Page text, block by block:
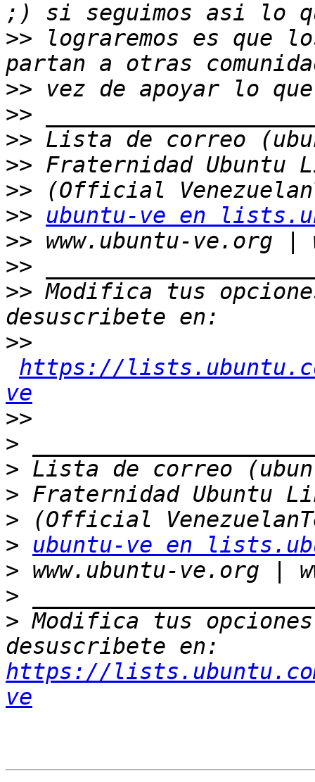
>> lograremos es que
>>
>>
>>
>>
>>
>>
ubuntu-ve en
>>
>>
>> Modifica tus
>>
https://
ve
>>
>
>
>
>
>
ubuntu-ve en
>
>
> Modifica tus
https://
ve